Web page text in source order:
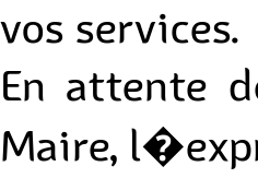
vos services.
En attente
Maire,